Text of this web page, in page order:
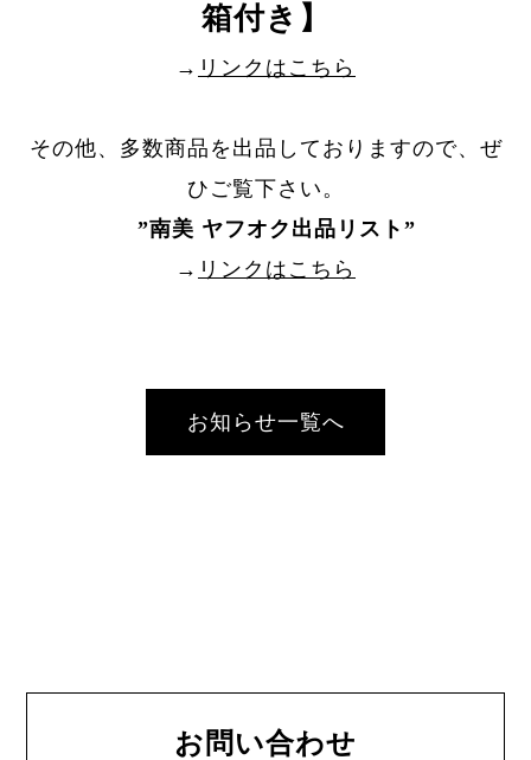
箱付き】
→ リンクはこちら
その他、多数商品を出品しておりますので、ぜ
ひご覧下さい。
”南美 ヤフオク出品リスト ”
→ リンクはこちら
お知らせ一覧へ
お問い合わせ